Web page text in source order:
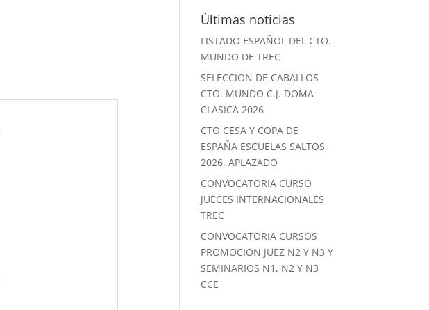
Últimas noticias
LISTADO ESPAÑOL DEL CTO.
MUNDO DE TREC
SELECCION DE CABALLOS
CTO. MUNDO C.J. DOMA
CLASICA 2026
CTO CESA Y COPA DE
ESPAÑA ESCUELAS SALTOS
2026. APLAZADO
CONVOCATORIA CURSO
JUECES INTERNACIONALES
TREC
CONVOCATORIA CURSOS
PROMOCION JUEZ N2 Y N3 Y
SEMINARIOS N1, N2 Y N3
CCE